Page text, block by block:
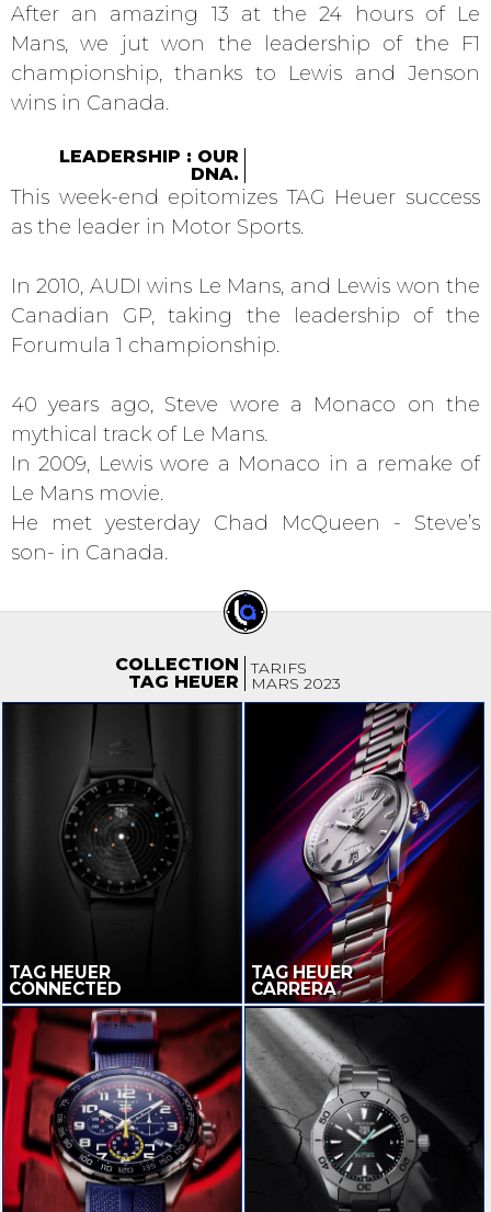
After an amazing 13 at the 24 hours of Le
Mans, we jut won the leadership of the F1
championship, thanks to Lewis and Jenson
wins in Canada.
LEADERSHIP : OUR
DNA.
This week-end epitomizes TAG Heuer success
as the leader in Motor Sports.
In 2010, AUDI wins Le Mans, and Lewis won the
Canadian GP, taking the leadership of the
Forumula 1 championship.
40 years ago, Steve wore a Monaco on the
mythical track of Le Mans.
In 2009, Lewis wore a Monaco in a remake of
Le Mans movie.
He met yesterday Chad McQueen - Steve’s
son- in Canada.
COLLECTION
TAG HEUER
TARIFS
MARS 2023
TAG HEUER
CONNECTED
TAG HEUER
CARRERA